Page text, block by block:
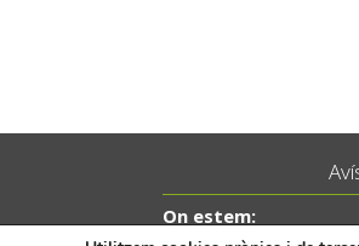
On estem: